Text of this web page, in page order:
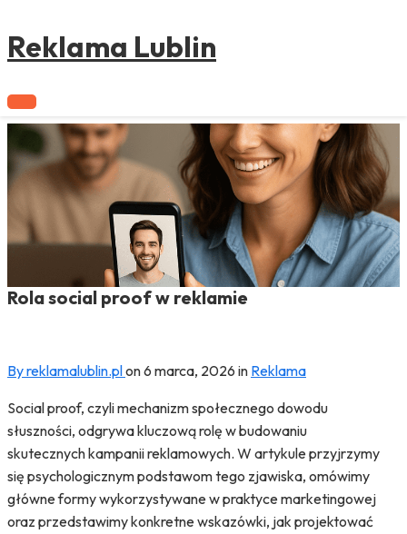
Reklama Lublin
Rola social proof w reklamie
By reklamalublin.plon6 marca, 2026 in Reklama
Social proof, czyli mechanizm społecznego dowodu
słuszności, odgrywa kluczową rolę w budowaniu
skutecznych kampanii reklamowych. W artykule przyjrzymy
się psychologicznym podstawom tego zjawiska, omówimy
główne formy wykorzystywane w praktyce marketingowej
oraz przedstawimy konkretne wskazówki, jak projektować